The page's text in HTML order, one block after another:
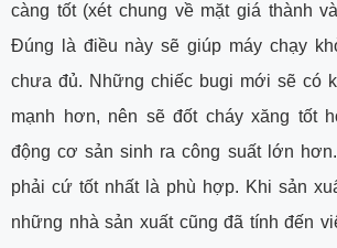
càng tốt (xét chung về mặt giá thành
Đúng là điều này sẽ giúp máy chạy
chưa đủ. Những chiếc bugi mới sẽ có
mạnh hơn, nên sẽ đốt cháy xăng tốt
động cơ sản sinh ra công suất lớn
phải cứ tốt nhất là phù hợp. Khi sản
những nhà sản xuất cũng đã tính đến